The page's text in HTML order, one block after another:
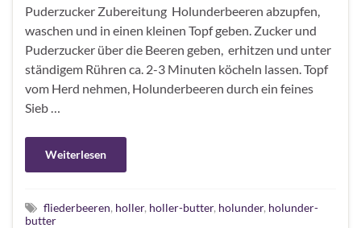
Puderzucker Zubereitung Holunderbeeren abzupfen,
waschen und in einen kleinen Topf geben. Zucker und
Puderzucker über die Beeren geben, erhitzen und unter
ständigem Rühren ca. 2-3 Minuten köcheln lassen. Topf
vom Herd nehmen, Holunderbeeren durch ein feines
Sieb …
Weiterlesen
fliederbeeren, holler, holler-butter, holunder, holunder-
butter